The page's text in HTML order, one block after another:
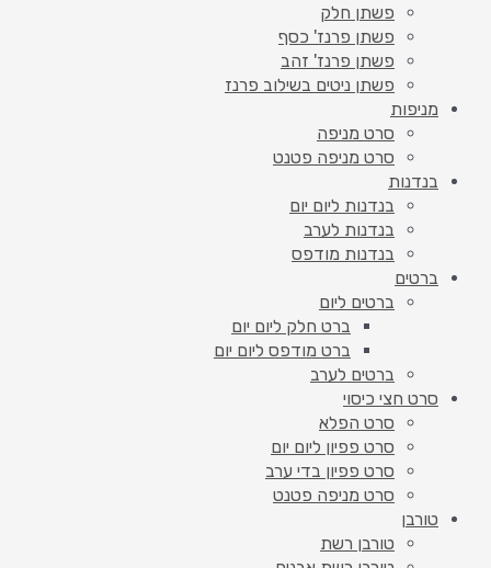
פשתן חלק
פשתן פרנז' כסף
פשתן פרנז' זהב
פשתן ניטים בשילוב פרנז
מניפות
סרט מניפה
סרט מניפה פטנט
בנדנות
בנדנות ליום יום
בנדנות לערב
בנדנות מודפס
ברטים
ברטים ליום
ברט חלק ליום יום
ברט מודפס ליום יום
ברטים לערב
סרט חצי כיסוי
סרט הפלא
סרט פפיון ליום יום
סרט פפיון בדי ערב
סרט מניפה פטנט
טורבן
טורבן רשת